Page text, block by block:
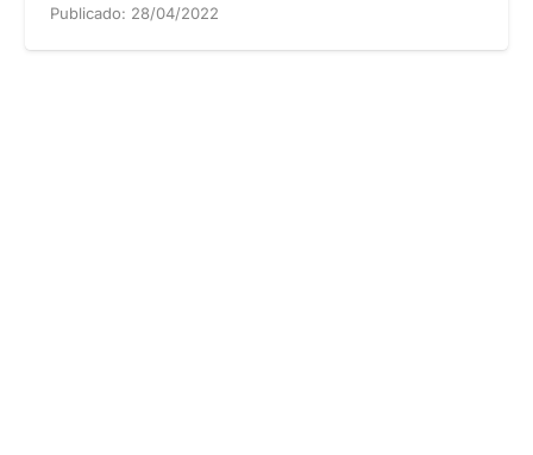
Publicado: 28/04/2022